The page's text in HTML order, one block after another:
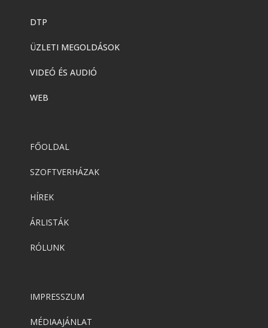
DTP
ÜZLETI MEGOLDÁSOK
VIDEÓ ÉS AUDIÓ
WEB
FŐOLDAL
SZOFTVERHÁZAK
HÍREK
ÁRLISTÁK
RÓLUNK
IMPRESSZUM
MÉDIAAJÁNLAT